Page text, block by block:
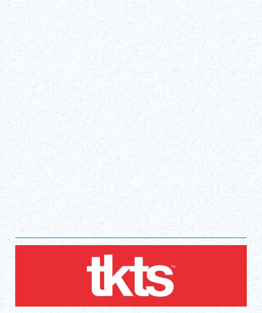
Fri, Jan 16, 2026 - Mon, Aug 31, 2026
Shibuya Fukuras Tokyu Plaza Shibuya 3F （Tokyo）
Biglietti (Link esterno)
Mostra tutto